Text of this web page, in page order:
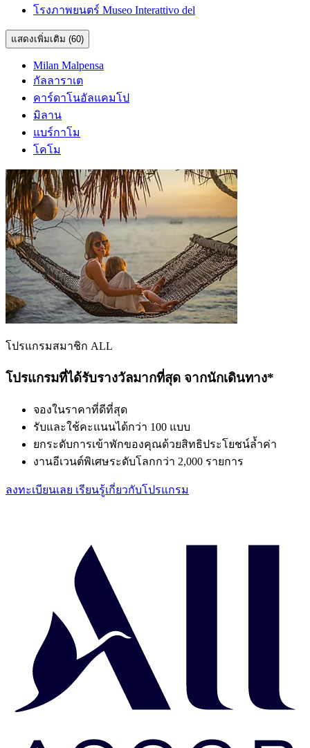
โรงภาพยนตร์ Museo Interattivo del
แสดงเพิ่มเติม (60)
Milan Malpensa
กัลลาราเต
คาร์ดาโนอัลแคมโป
มิลาน
แบร์กาโม
โคโม
โปรแกรมสมาชิก ALL
โปรแกรมที่ได้รับรางวัลมากที่สุด จากนักเดินทาง*
จองในราคาที่ดีที่สุด
รับและใช้คะแนนได้กว่า 100 แบบ
ยกระดับการเข้าพักของคุณด้วยสิทธิประโยชน์ล้ำค่า
งานอีเวนต์พิเศษระดับโลกกว่า 2,000 รายการ
ลงทะเบียนเลย เรียนรู้เกี่ยวกับโปรแกรม